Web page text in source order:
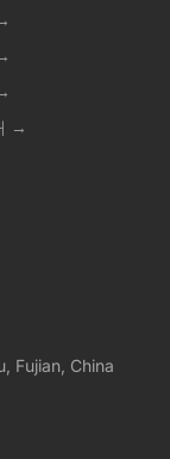
→
Fujian, China